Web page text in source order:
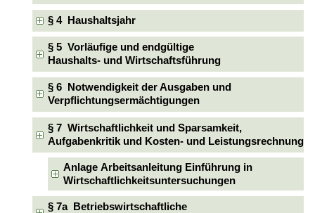
§ 4 Haushaltsjahr
§ 5 Vorläufige und endgültige
Haushalts- und Wirtschaftsführung
§ 6 Notwendigkeit der Ausgaben und
Verpflichtungsermächtigungen
§ 7 Wirtschaftlichkeit und Sparsamkeit,
Aufgabenkritik und Kosten- und Leistungsrechnung
Anlage Arbeitsanleitung Einführung in
Wirtschaftlichkeitsuntersuchungen
§ 7a Betriebswirtschaftliche